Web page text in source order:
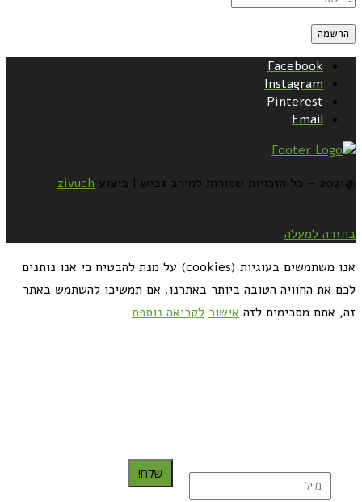
Facebook
Instagram
Pinterest
Email
@2021 - כל הזכויות שמורות למירב גביש | ביצוע zivuch
בחזרה למעלה
אנו משתמשים בעוגיות (cookies) על מנת להבטיח כי אנו נותנים
לכם את החוויה הטובה ביותר באתרנו. אם תמשיכו להשתמש באתר
זה, אתם מסכימים לזה אישור לקריאה נוספת
שלח!